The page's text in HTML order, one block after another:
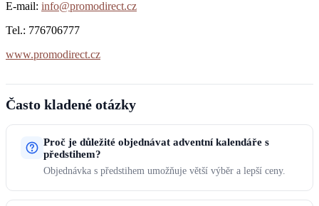
E-mail: info@promodirect.cz
Tel.: 776706777
www.promodirect.cz
Často kladené otázky
Proč je důležité objednávat adventní kalendáře s
předstihem?
Objednávka s předstihem umožňuje větší výběr a lepší ceny.